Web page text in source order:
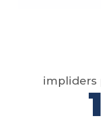
impliders